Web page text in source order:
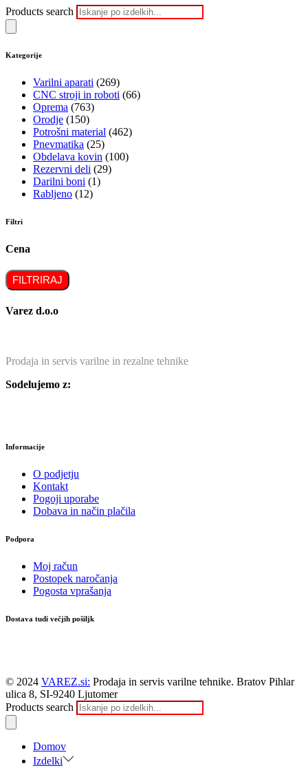
Products search
Kategorije
Varilni aparati (269)
CNC stroji in roboti (66)
Oprema (763)
Orodje (150)
Potrošni material (462)
Pnevmatika (25)
Obdelava kovin (100)
Rezervni deli (29)
Darilni boni (1)
Rabljeno (12)
Filtri
Cena
FILTRIRAJ
Varez d.o.o
Prodaja in servis varilne in rezalne tehnike
Sodelujemo z:
Informacije
O podjetju
Kontakt
Pogoji uporabe
Dobava in način plačila
Podpora
Moj račun
Postopek naročanja
Pogosta vprašanja
Dostava tudi večjih pošiljk
© 2024 VAREZ.si: Prodaja in servis varilne tehnike. Bratov Pihlar
ulica 8, SI-9240 Ljutomer
Products search
Domov
Izdelki